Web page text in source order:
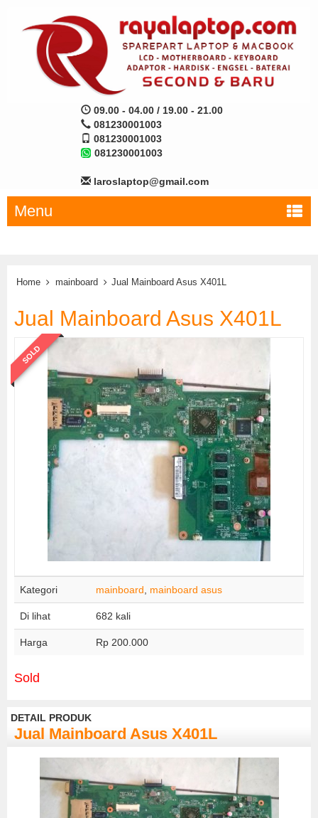
09.00 - 04.00 / 19.00 - 21.00
081230001003
081230001003
081230001003
laroslaptop@gmail.com
Menu
Home mainboard Jual Mainboard Asus X401L
Jual Mainboard Asus X401L
SOLD
Kategori mainboard, mainboard asus
Di lihat 682 kali
Harga Rp 200.000
Sold
DETAIL PRODUK
Jual Mainboard Asus X401L